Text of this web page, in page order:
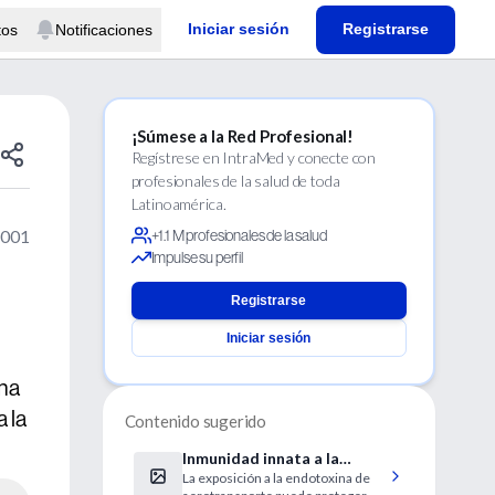
Notificaciones Iniciar sesión Registrarse
la
¡Súmese a la Red Profesional!
Regístrese en IntraMed y conecte con
profesionales de la salud de toda
Latinoamérica.
+1.1 M profesionales de la salud
Impulse su perfil
Registrarse
Iniciar sesión
Contenido sugerido
Inmunidad innata a la
endotoxina estimulada: un
La exposición a la endotoxina de